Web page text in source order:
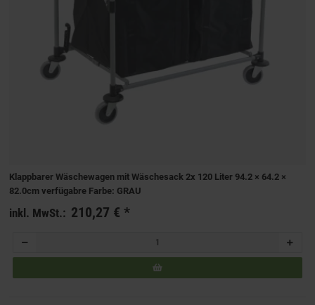
Klappbarer Wäschewagen mit Wäschesack 2x 120 Liter 94.2 × 64.2 ×
82.0cm verfügabre Farbe: GRAU
inkl. MwSt.: 210,27 €*